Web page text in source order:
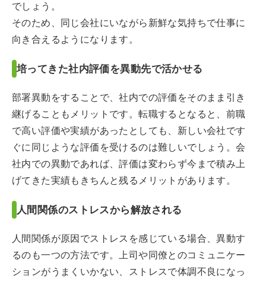
でしょう。
そのため、同じ会社にいながら新鮮な気持ちで仕事に
向き合えるようになります。
培ってきた社内評価を異動先で活かせる
部署異動をすることで、社内での評価をそのまま引き
継げることもメリットです。転職するとなると、前職
で高い評価や実績があったとしても、新しい会社です
ぐに同じような評価を受けるのは難しいでしょう。会
社内での異動であれば、評価は変わらず今まで積み上
げてきた実績もきちんと残るメリットがあります。
人間関係のストレスから解放される
人間関係が原因でストレスを感じている場合、異動す
るのも一つの方法です。上司や同僚とのコミュニケー
ションがうまくいかない、ストレスで体調不良になっ